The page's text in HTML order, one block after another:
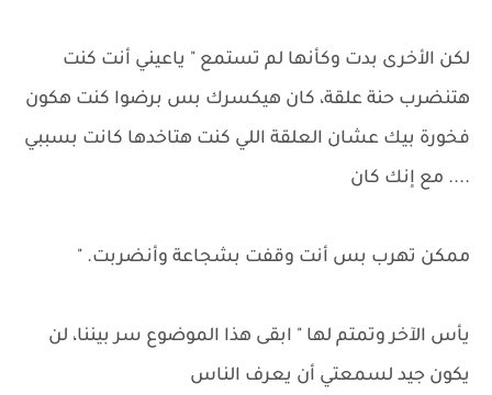
لكن الأخرى بدت وكأنها لم تستمع " ياعيني أنت كنت
هتنضرب حنة علقة، كان هيكسرك بس برضوا كنت هكون
فخورة بيك عشان العلقة اللي كنت هتاخدها كانت بسببي
.... مع إنك كان
ممكن تهرب بس أنت وقفت بشجاعة وأنضربت. "
يأس الآخر وتمتم لها " ابقى هذا الموضوع سر بيننا، لن
يكون جيد لسمعتي أن يعرف الناس